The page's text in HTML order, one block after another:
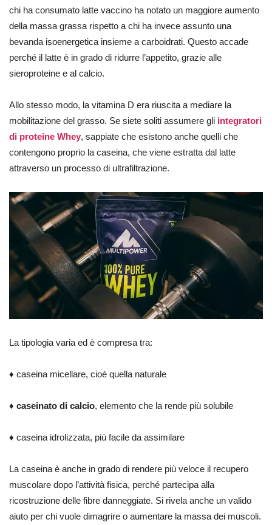
chi ha consumato latte vaccino ha notato un maggiore aumento
della massa grassa rispetto a chi ha invece assunto una
bevanda isoenergetica insieme a carboidrati. Questo accade
perché il latte è in grado di ridurre l’appetito, grazie alle
sieroproteine e al calcio.
Allo stesso modo, la vitamina D era riuscita a mediare la
mobilitazione del grasso. Se siete soliti assumere gli integratori
di proteine Whey, sappiate che esistono anche quelli che
contengono proprio la caseina, che viene estratta dal latte
attraverso un processo di ultrafiltrazione.
La tipologia varia ed è compresa tra:
♦ caseina micellare, cioè quella naturale
♦ caseinato di calcio, elemento che la rende più solubile
♦ caseina idrolizzata, più facile da assimilare
La caseina è anche in grado di rendere più veloce il recupero
muscolare dopo l’attività fisica, perché partecipa alla
ricostruzione delle fibre danneggiate. Si rivela anche un valido
aiuto per chi vuole dimagrire o aumentare la massa dei muscoli.